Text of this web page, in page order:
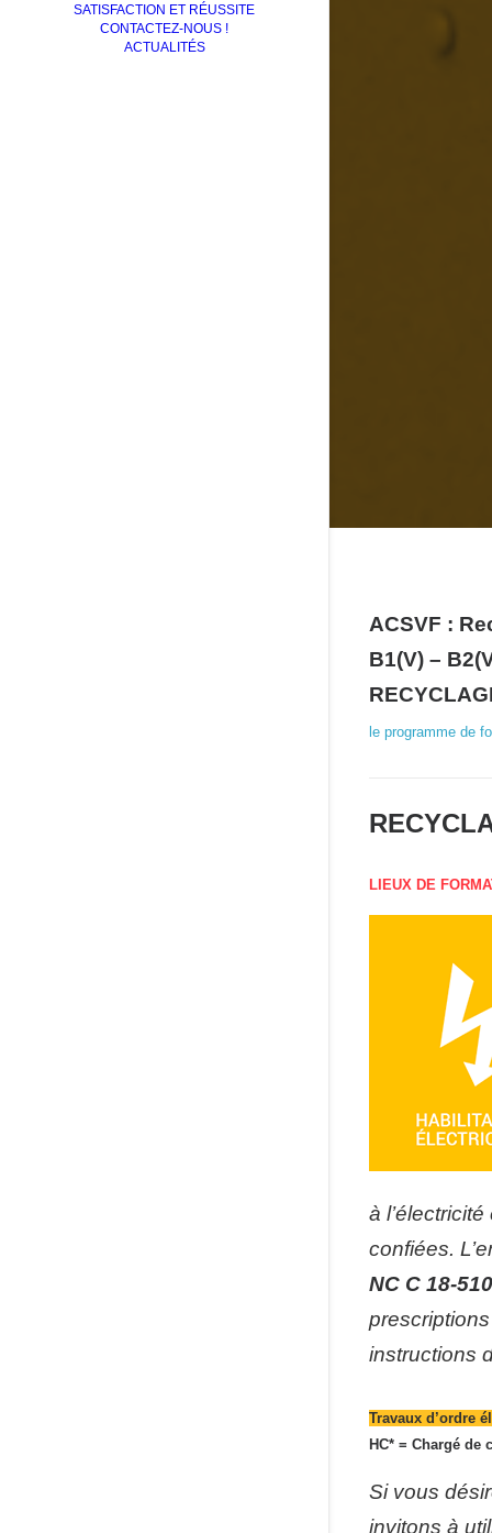
SATISFACTION ET RÉUSSITE
CONTACTEZ-NOUS !
ACTUALITÉS
ACSVF :
B1(V) –
le programme de
LIEUX DE
à
confiées.
NC C 18-510
instructions
Travaux d’ordre
HC* = Chargé
Si vous
invitons à